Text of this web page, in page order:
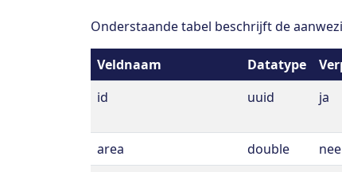
Onderstaande tabel beschrijft de
Veldnaam Datatype
id
uuid ja
area
double
nee